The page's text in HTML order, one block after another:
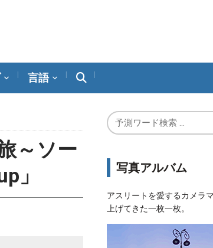
言語
～ソー
」
写真アルバム
アスリートを愛するカメラ
上げてきた一枚一枚。